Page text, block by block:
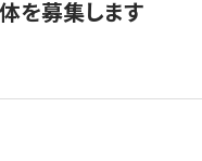
を募集します